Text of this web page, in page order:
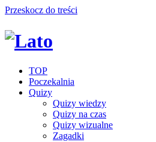
Przeskocz do treści
TOP
Poczekalnia
Quizy
Quizy wiedzy
Quizy na czas
Quizy wizualne
Zagadki